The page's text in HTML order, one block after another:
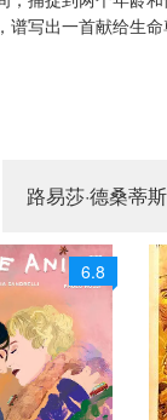
写出一首献给生命
路易莎·德桑蒂斯
6.8